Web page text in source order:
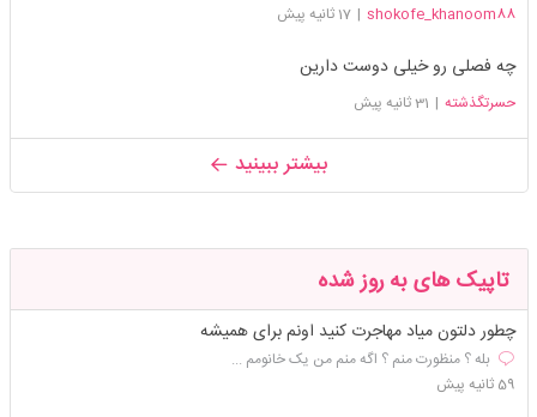
shokofe_khanoom88
| 17 ثانیه پیش
چه فصلی رو خیلی دوست دارین
حسرتگذشته | 31 ثانیه پیش
بیشتر ببینید
تاپیک های به روز شده
چطور دلتون میاد مهاجرت کنید اونم برای همیشه
بله ؟ منظورت منم ؟ اگه منم من یک خانومم ...
59 ثانیه پیش